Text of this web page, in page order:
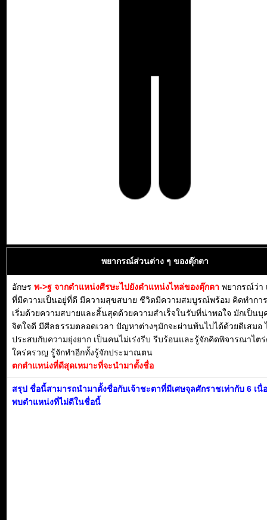
พยากรณ์ส่วนต่าง ๆ ของตุ๊กตา
อักษร พ->ฐ จากตำแหน่งศีรษะไปยังตำแหน่งไหล่ของตุ๊กตา พยากรณ์ว่า
ที่มีความเป็นอยู่ที่ดี มีความสุขสบาย ชีวิตมีความสมบูรณ์พร้อม คิดทำกา
เริ่มด้วยความสบายและสิ้นสุดด้วยความสำเร็จในรับที่น่าพอใจ มักเป็น
จิตใจดี มีศีลธรรมตลอดเวลา ปัญหาต่างๆมักจะผ่านพ้นไปได้ด้วยดีเสมอ
ประสบกับความยุ่งยาก เป็นคนไม่เร่งรีบ รีบร้อนและรู้จักคิดพิจารณาไตร่
ใคร่ครวญ รู้จักทำอีกทั้งรู้จักประมาณตน
ตกตำแหน่งที่ดีสุดเหมาะที่จะนำมาตั้งชื่อ
สรุป ชื่อนี้สามารถนำมาตั้งชื่อกับเจ้าชะตาที่มีเศษจุลศักราชเท่ากับ 6 เนื่
พบตำแหน่งที่ไม่ดีในชื่อนี้